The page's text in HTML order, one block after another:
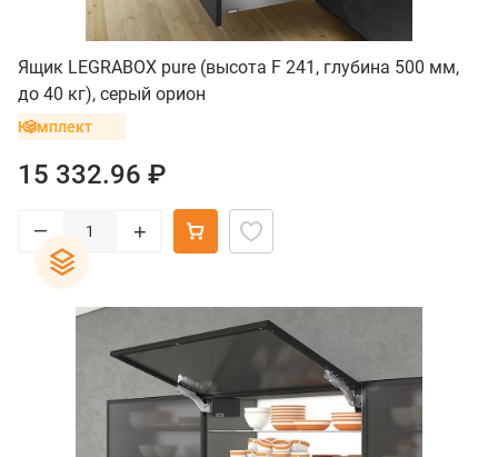
Ящик LEGRABOX pure (высота F 241, глубина 500 мм,
до 40 кг), серый орион
Комплект
15 332.96 ₽
– +